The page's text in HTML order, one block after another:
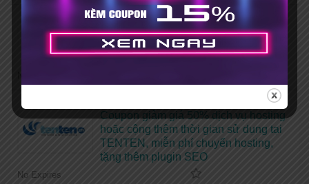
Mã giảm giá Vietnix 15% khi đăng ký
mới + Tặng bộ theme, plugin bản
quyền
Coupon giảm giá 50% dịch vụ hosting
hoặc cộng thêm thời gian sử dụng tại
TENTEN, miễn phí chuyển hosting,
tặng thêm plugin SEO
No Expires